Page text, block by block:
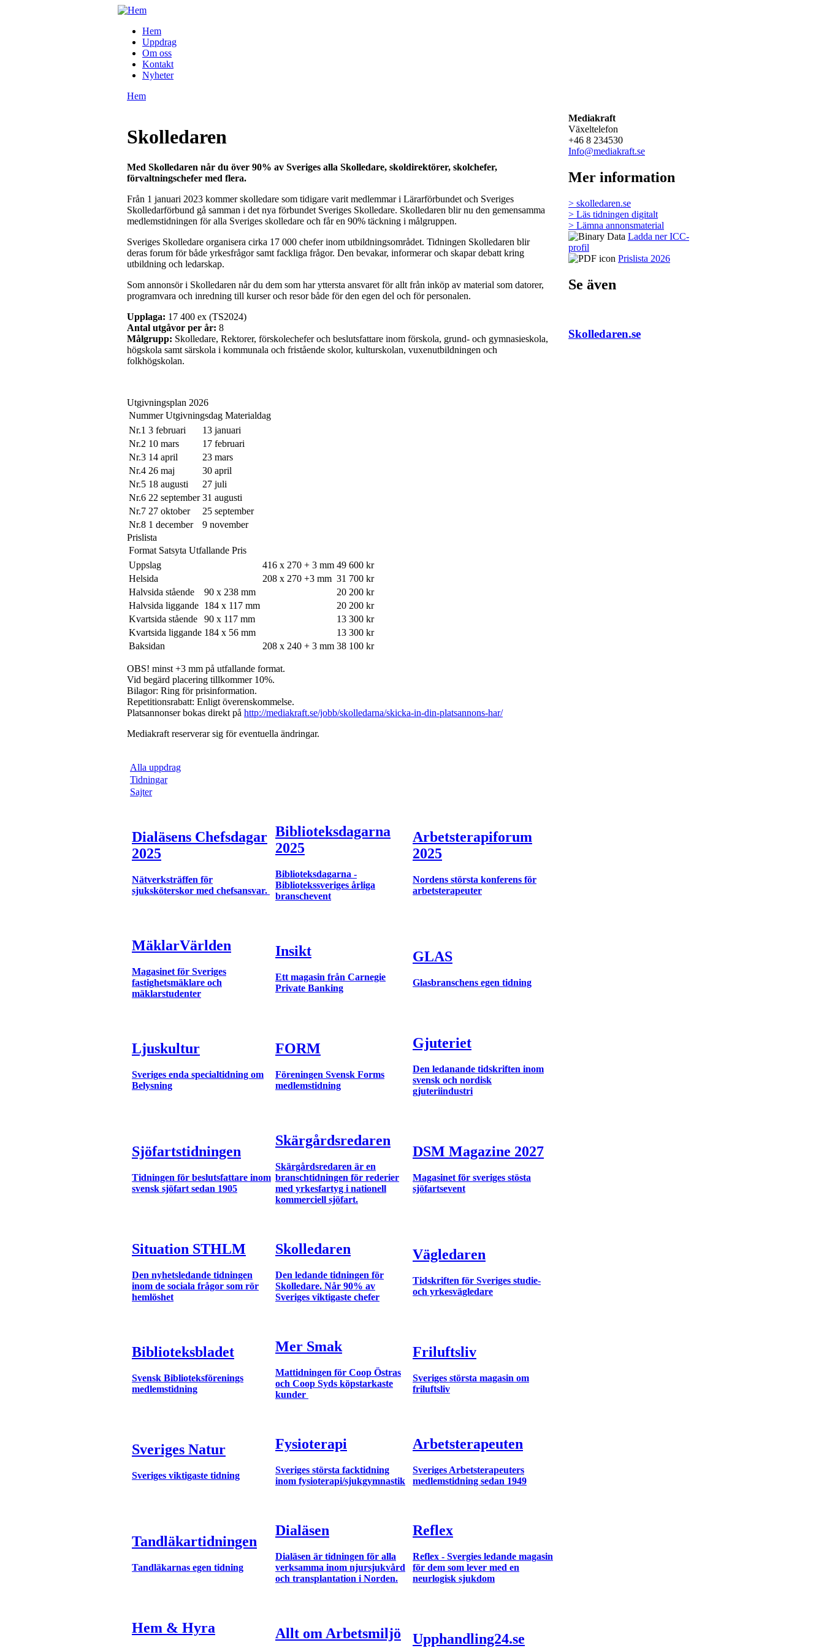
Mediakraft
- Telefon 08-23
45 30
Huvudmeny
Hem
Uppdrag
Om oss
Kontakt
Nyheter
Hem
Skolledaren
Med Skolledaren når du över 90% av Sveriges alla Skolledare, skoldirektörer, skolchefer,
förvaltningschefer med flera.
Från 1 januari 2023 kommer skolledare som tidigare varit medlemmar i Lärarförbundet och Sveriges
Skolledarförbund gå samman i det nya förbundet Sveriges Skolledare. Skolledaren blir nu den gemensamma
medlemstidningen för alla Sveriges skolledare och får en 90% täckning i målgruppen.
Sveriges Skolledare organisera cirka 17 000 chefer inom utbildningsområdet. Tidningen Skolledaren blir
deras forum för både yrkesfrågor samt fackliga frågor. Den bevakar, informerar och skapar debatt kring
utbildning och ledarskap.
Som annonsör i Skolledaren når du dem som har yttersta ansvaret för allt från inköp av material som datorer,
programvara och inredning till kurser och resor både för den egen del och för personalen.
Upplaga: 17 400 ex (TS2024)
Antal utgåvor per år: 8
Målgrupp: Skolledare, Rektorer, förskolechefer och beslutsfattare inom förskola, grund- och gymnasieskola,
högskola samt särskola i kommunala och fristående skolor, kulturskolan, vuxenutbildningen och
folkhögskolan.
Utgivningsplan 2026
Nummer Utgivningsdag Materialdag
Nr.1 3 februari
13 januari
Nr.2 10 mars
17 februari
Nr.3 14 april
23 mars
Nr.4 26 maj
30 april
Nr.5 18 augusti
27 juli
Nr.6 22 september 31 augusti
Nr.7 27 oktober
25 september
Nr.8 1 december
9 november
Prislista
Format Satsyta Utfallande Pris
Uppslag
416 x 270 + 3 mm 49 600 kr
Helsida
208 x 270 +3 mm 31 700 kr
Halvsida stående
90 x 238 mm
20 200 kr
Halvsida liggande 184 x 117 mm
20 200 kr
Kvartsida stående
90 x 117 mm
13 300 kr
Kvartsida liggande 184 x 56 mm
13 300 kr
Baksidan
208 x 240 + 3 mm 38 100 kr
OBS! minst +3 mm på utfallande format.
Vid begärd placering tillkommer 10%.
Bilagor: Ring för prisinformation.
Repetitionsrabatt: Enligt överenskommelse.
Platsannonser bokas direkt på http://mediakraft.se/jobb/skolledarna/skicka-in-din-platsannons-har/
Mediakraft reserverar sig för eventuella ändringar.
Mediakraft
Växeltelefon
+46 8 234530
Info@mediakraft.se
Mer information
> skolledaren.se
> Läs tidningen digitalt
> Lämna annonsmaterial
Ladda ner ICC-
profil
Prislista 2026
Se även
Skolledaren.se
Alla uppdrag
Tidningar
Sajter
Dialäsens Chefsdagar
2025
Nätverksträffen för
sjuksköterskor med chefsansvar.
Biblioteksdagarna
2025
Biblioteksdagarna -
Bibliotekssveriges årliga
branschevent
Arbetsterapiforum
2025
Nordens största konferens för
arbetsterapeuter
MäklarVärlden
Magasinet för Sveriges
fastighetsmäklare och
mäklarstudenter
Insikt
Ett magasin från Carnegie
Private Banking
GLAS
Glasbranschens egen tidning
Ljuskultur
Sveriges enda specialtidning om
Belysning
FORM
Föreningen Svensk Forms
medlemstidning
Gjuteriet
Den ledanande tidskriften inom
svensk och nordisk
gjuteriindustri
Sjöfartstidningen
Tidningen för beslutsfattare inom
svensk sjöfart sedan 1905
Skärgårdsredaren
Skärgårdsredaren är en
branschtidningen för rederier
med yrkesfartyg i nationell
kommerciell sjöfart.
DSM Magazine 2027
Magasinet för sveriges stösta
sjöfartsevent
Situation STHLM
Den nyhetsledande tidningen
inom de sociala frågor som rör
hemlöshet
Skolledaren
Den ledande tidningen för
Skolledare. Når 90% av
Sveriges viktigaste chefer
Vägledaren
Tidskriften för Sveriges studie-
och yrkesvägledare
Biblioteksbladet
Svensk Biblioteksförenings
medlemstidning
Mer Smak
Mattidningen för Coop Östras
och Coop Syds köpstarkaste
kunder
Friluftsliv
Sveriges största magasin om
friluftsliv
Sveriges Natur
Sveriges viktigaste tidning
Fysioterapi
Sveriges största facktidning
inom fysioterapi/sjukgymnastik
Arbetsterapeuten
Sveriges Arbetsterapeuters
medlemstidning sedan 1949
Tandläkartidningen
Tandläkarnas egen tidning
Dialäsen
Dialäsen är tidningen för alla
verksamma inom njursjukvård
och transplantation i Norden.
Reflex
Reflex - Svergies ledande magasin
för dem som lever med en
neurlogisk sjukdom
Hem & Hyra Allt om Arbetsmiljö Upphandling24.se